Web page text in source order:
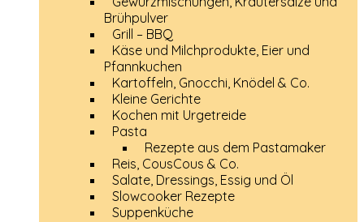
Brühpulver
Grill – BBQ
Käse und Milchprodukte, Eier und
Pfannkuchen
Kartoffeln, Gnocchi, Knödel & Co.
Kleine Gerichte
Kochen mit Urgetreide
Pasta
Rezepte aus dem Pastamaker
Reis, CousCous & Co.
Salate, Dressings, Essig und Öl
Slowcooker Rezepte
Suppenküche